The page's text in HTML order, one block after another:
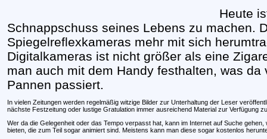
Heute
Schnappschuss seines Lebens zu machen.
Spiegelreflexkameras mehr mit sich
Digitalkameras ist nicht größer als eine
man auch mit dem Handy festhalten, was
Pannen passiert.
In vielen Zeitungen werden regelmäßig witzige Bilder zur Unterhaltung der Leser
nächste Festzeitung oder lustige Gratulation immer ausreichend Material zur Verfügung
Wer da die Gelegenheit oder das Tempo verpasst hat, kann im Internet auf Suche
bieten, die zum Teil sogar animiert sind. Meistens kann man diese sogar kostenlos